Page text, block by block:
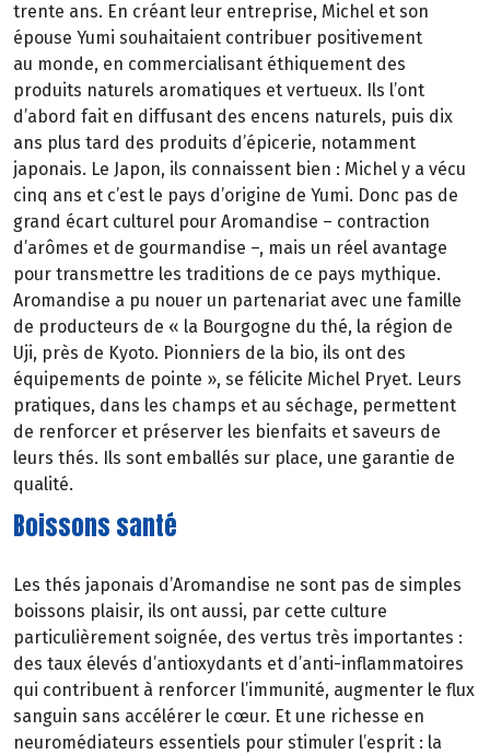
trente ans. En créant leur entreprise, Michel et son
épouse Yumi souhaitaient contribuer positivement
au monde, en commercialisant éthiquement des
produits naturels aromatiques et vertueux. Ils l’ont
d’abord fait en diffusant des encens naturels, puis dix
ans plus tard des produits d’épicerie, notamment
japonais. Le Japon, ils connaissent bien : Michel y a vécu
cinq ans et c’est le pays d’origine de Yumi. Donc pas de
grand écart culturel pour Aromandise – contraction
d’arômes et de gourmandise –, mais un réel avantage
pour transmettre les traditions de ce pays mythique.
Aromandise a pu nouer un partenariat avec une famille
de producteurs de « la Bourgogne du thé, la région de
Uji, près de Kyoto. Pionniers de la bio, ils ont des
équipements de pointe », se félicite Michel Pryet. Leurs
pratiques, dans les champs et au séchage, permettent
de renforcer et préserver les bienfaits et saveurs de
leurs thés. Ils sont emballés sur place, une garantie de
qualité.
Boissons santé
Les thés japonais d’Aromandise ne sont pas de simples
boissons plaisir, ils ont aussi, par cette culture
particulièrement soignée, des vertus très importantes :
des taux élevés d’antioxydants et d’anti-inflammatoires
qui contribuent à renforcer l’immunité, augmenter le flux
sanguin sans accélérer le cœur. Et une richesse en
neuromédiateurs essentiels pour stimuler l’esprit : la